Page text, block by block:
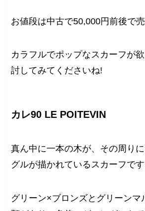
お値段は中古で50,000円前後で売
カラフルでポップなスカーフが
討してみてくださいね!
カレ90 LE POITEVIN
真ん中に一本の木が、その周り
グルが描かれているスカーフです
グリーン×ブロンズとグリーンマ